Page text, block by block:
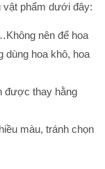
vật phẩm dưới đây:
nên để hoa
dùng hoa khô, hoa
được thay hằng
màu, tránh chọn